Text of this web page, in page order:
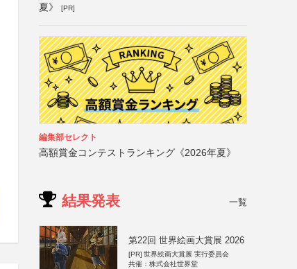
夏》
[PR]
編集部セレクト
高額賞金コンテストランキング《2026年夏》
結果発表 一覧
第22回 世界絵画大賞展 2026
[PR] 世界絵画大賞展 実行委員会
共催：株式会社世界堂